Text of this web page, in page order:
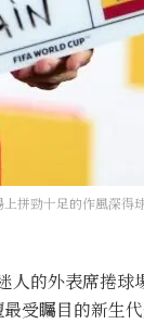
拼勁十足的作風深得
人的外表席捲球
受矚目的新生